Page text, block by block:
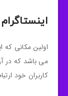
اینستاگرام
اولین مکانی که
می باشد که در
کاربران خود